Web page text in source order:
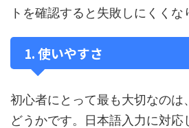
トを確認すると失敗しにくくな
1. 使いやすさ
初心者にとって最も大切なのは
どうかです。日本語入力に対